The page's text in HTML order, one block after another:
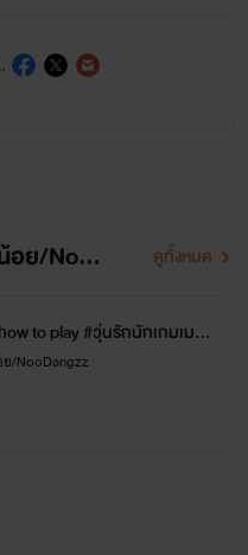
นิยายของ หนูแดง/หนูแดงตัวน้อย/NooDangzz ดูทั้งหมด
to play #วุ่นรักนักเกมเมอร์
บาต
/NooDangzz